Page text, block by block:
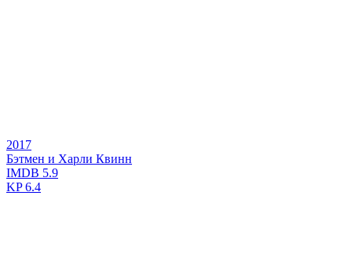
2017
Бэтмен и Харли Квинн
IMDB 5.9
KP6.4